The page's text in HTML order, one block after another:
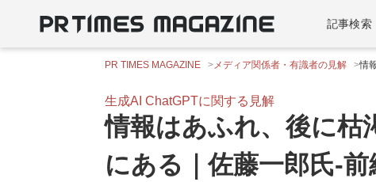
記事検索
PR TIMES MAGAZINE メディア関係者・有識者の見解 情
生成AI ChatGPTに関する見解
情報はあふれ、後に枯
にある｜佐藤一郎氏-前